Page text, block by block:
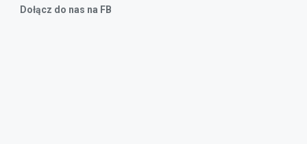
Dołącz do nas na FB